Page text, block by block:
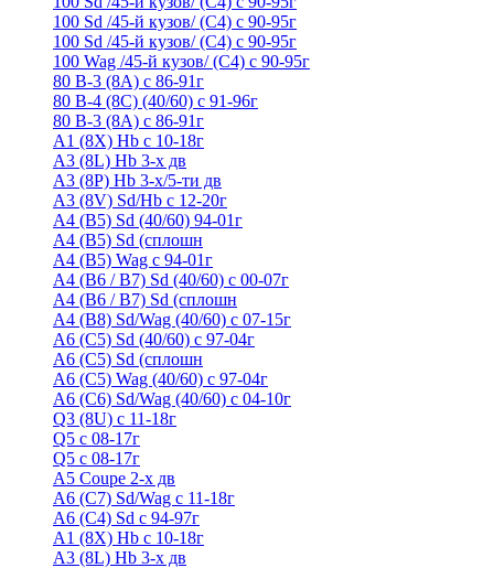
100 Sd /45-й кузов/ (С4) с 90-95г
100 Sd /45-й кузов/ (С4) с 90-95г
100 Wag /45-й кузов/ (С4) с 90-95г
80 B-3 (8A) с 86-91г
80 B-4 (8С) (40/60) с 91-96г
80 В-3 (8А) с 86-91г
A1 (8X) Hb с 10-18г
A3 (8L) Hb 3-х дв
A3 (8P) Hb 3-х/5-ти дв
A3 (8V) Sd/Hb c 12-20г
A4 (B5) Sd (40/60) 94-01г
A4 (B5) Sd (сплошн
A4 (B5) Wag с 94-01г
A4 (B6 / B7) Sd (40/60) с 00-07г
A4 (B6 / B7) Sd (сплошн
A4 (B8) Sd/Wag (40/60) с 07-15г
A6 (С5) Sd (40/60) с 97-04г
A6 (С5) Sd (сплошн
A6 (С5) Wag (40/60) с 97-04г
A6 (С6) Sd/Wag (40/60) c 04-10г
Q3 (8U) с 11-18г
Q5 с 08-17г
Q5 с 08-17г
А5 Coupe 2-х дв
А6 (C7) Sd/Wag с 11-18г
А6 (С4) Sd с 94-97г
A1 (8X) Hb с 10-18г
A3 (8L) Hb 3-х дв